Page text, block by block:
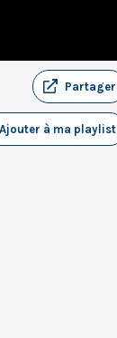
Partager
Ajouter à ma playlist